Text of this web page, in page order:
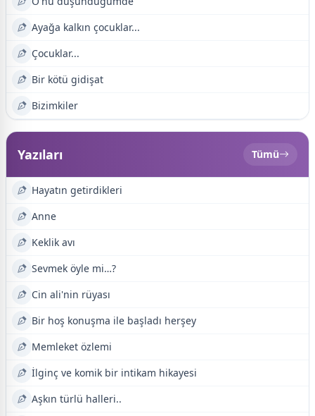
Ayağa kalkın çocuklar...
Çocuklar...
Bir kötü gidişat
Bizimkiler
Yazıları Tümü
Hayatın getirdikleri
Anne
Keklik avı
Sevmek öyle mi…?
Cin ali'nin rüyası
Bir hoş konuşma ile başladı herşey
Memleket özlemi
İlginç ve komik bir intikam hikayesi
Aşkın türlü halleri..